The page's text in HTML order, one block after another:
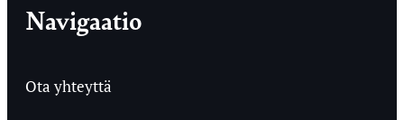
Navigaatio
Ota yhteyttä